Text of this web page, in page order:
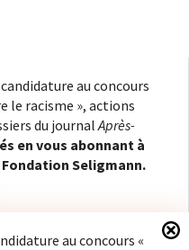
au concours
le racisme », actions
du journal Après-
en vous abonnant à
Seligmann.
au concours «